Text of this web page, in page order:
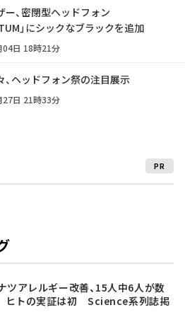
ー、密閉型ヘッドフォン
」にシックなブラックを追加
04日 18時21分
、ヘッドフォン祭の注目展示
27日 21時33分
PR
ツアレルギー改善、15人中6人が数
ヒトの実証は初 Science系列誌掲